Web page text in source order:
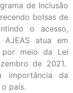
de Inclusão
bolsas de
o acesso,
AJEAS atua em
por meio da Lei
de 2021.
da
país.